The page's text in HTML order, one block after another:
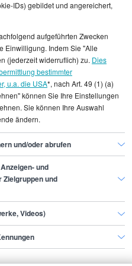
StepStone. Es sind
Angaben können nicht
zugeordnet werden.
Engineer Test Validation
IDs) gebildet und angereichert,
aufgeführten Zwecken
Einwilligung. Indem Sie "Alle
(jederzeit widerruflich) zu. Dies
bestimmter
u.a. die USA*, nach Art. 49 (1) (a)
können Sie Ihre Einstellungen
Sie können Ihre Auswahl
ändern.
und/oder abrufen
und
und
Videos)